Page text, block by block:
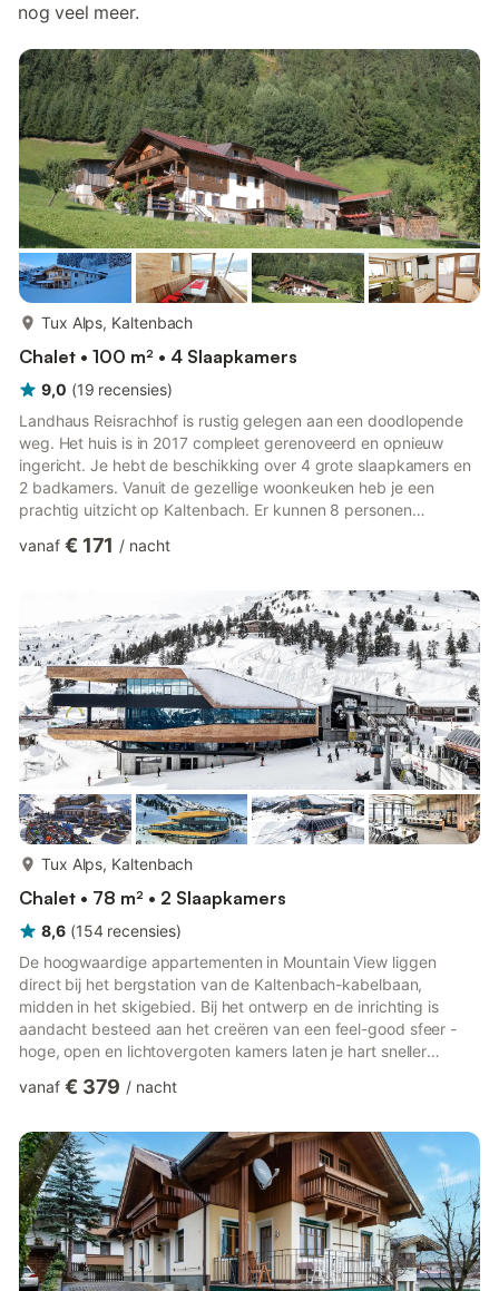
nog veel meer.
Tux Alps, Kaltenbach
Chalet • 100 m² • 4 Slaapkamers
9,0 (19 recensies)
Landhaus Reisrachhof is rustig gelegen aan een doodlopende
weg. Het huis is in 2017 compleet gerenoveerd en opnieuw
ingericht. Je hebt de beschikking over 4 grote slaapkamers en
2 badkamers. Vanuit de gezellige woonkeuken heb je een
prachtig uitzicht op Kaltenbach. Er kunnen 8 personen
ligging van dit bijzondere appartement is natuurlijk optimaal, zo
steenworp afstand liggen de gondels van Kaltenbach. Als er
voldoende sneeuw ligt, kun je daar ook naartoe skiën. Het
centrum,...
vanaf € 171 / nacht
Tux Alps, Kaltenbach
Chalet • 78 m² • 2 Slaapkamers
8,6 (154 recensies)
De hoogwaardige appartementen in Mountain View liggen
direct bij het bergstation van de Kaltenbach-kabelbaan,
midden in het skigebied. Bij het ontwerp en de inrichting is
aandacht besteed aan het creëren van een feel-good sfeer -
hoge, open en lichtovergoten kamers laten je hart sneller
een eigen sauna op het balkon, waar u na een dagje skiën
staat elke dag een kleine ontbijtmand voor u klaar direct in uw
appartement. Tijdens het skiën kijkt restaurant Mountain View
met gro...
vanaf € 379 / nacht